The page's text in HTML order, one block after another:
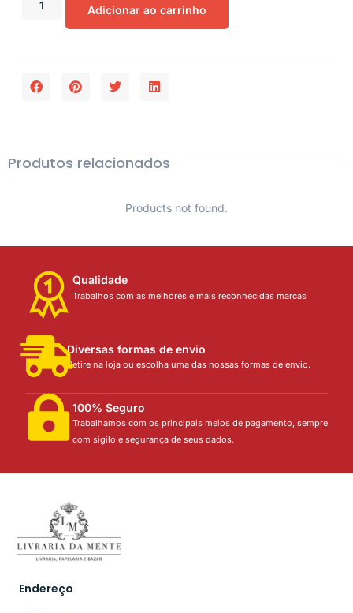
Adicionar ao carrinho
Produtos relacionados
Products not found.
Qualidade
Trabalhos com as melhores e mais reconhecidas marcas
Diversas formas de envio
Retire na loja ou escolha uma das nossas formas de envio.
100% Seguro
Trabalhamos com os principais meios de pagamento, sempre
com sigilo e segurança de seus dados.
Endereço